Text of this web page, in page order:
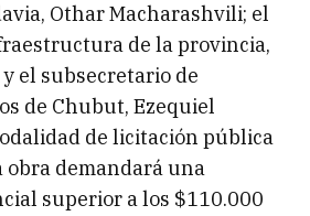
Othar Macharashvili; el
de la provincia,
el subsecretario de
de Chubut, Ezequiel
de licitación pública
demandará una
superior a los $110.000